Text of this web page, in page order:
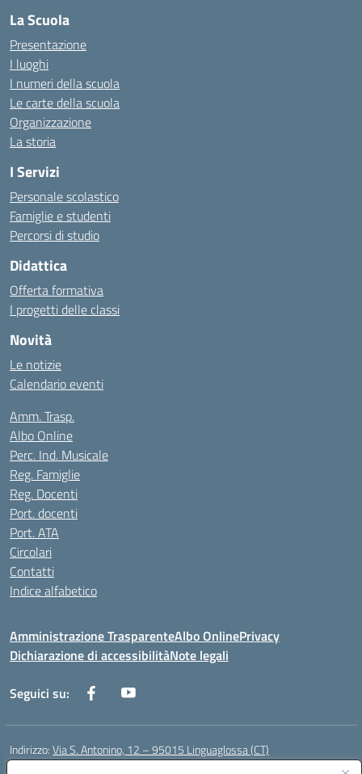
La Scuola
Presentazione
I luoghi
I numeri della scuola
Le carte della scuola
Organizzazione
La storia
I Servizi
Personale scolastico
Famiglie e studenti
Percorsi di studio
Didattica
Offerta formativa
I progetti delle classi
Novità
Le notizie
Calendario eventi
Amm. Trasp.
Albo Online
Perc. Ind. Musicale
Reg. Famiglie
Reg. Docenti
Port. docenti
Port. ATA
Circolari
Contatti
Indice alfabetico
Amministrazione TrasparenteAlbo OnlinePrivacy
Dichiarazione di accessibilitàNote legali
Seguici su:
Indirizzo:Via S. Antonino, 12 – 95015 Linguaglossa (CT)
Centralino: